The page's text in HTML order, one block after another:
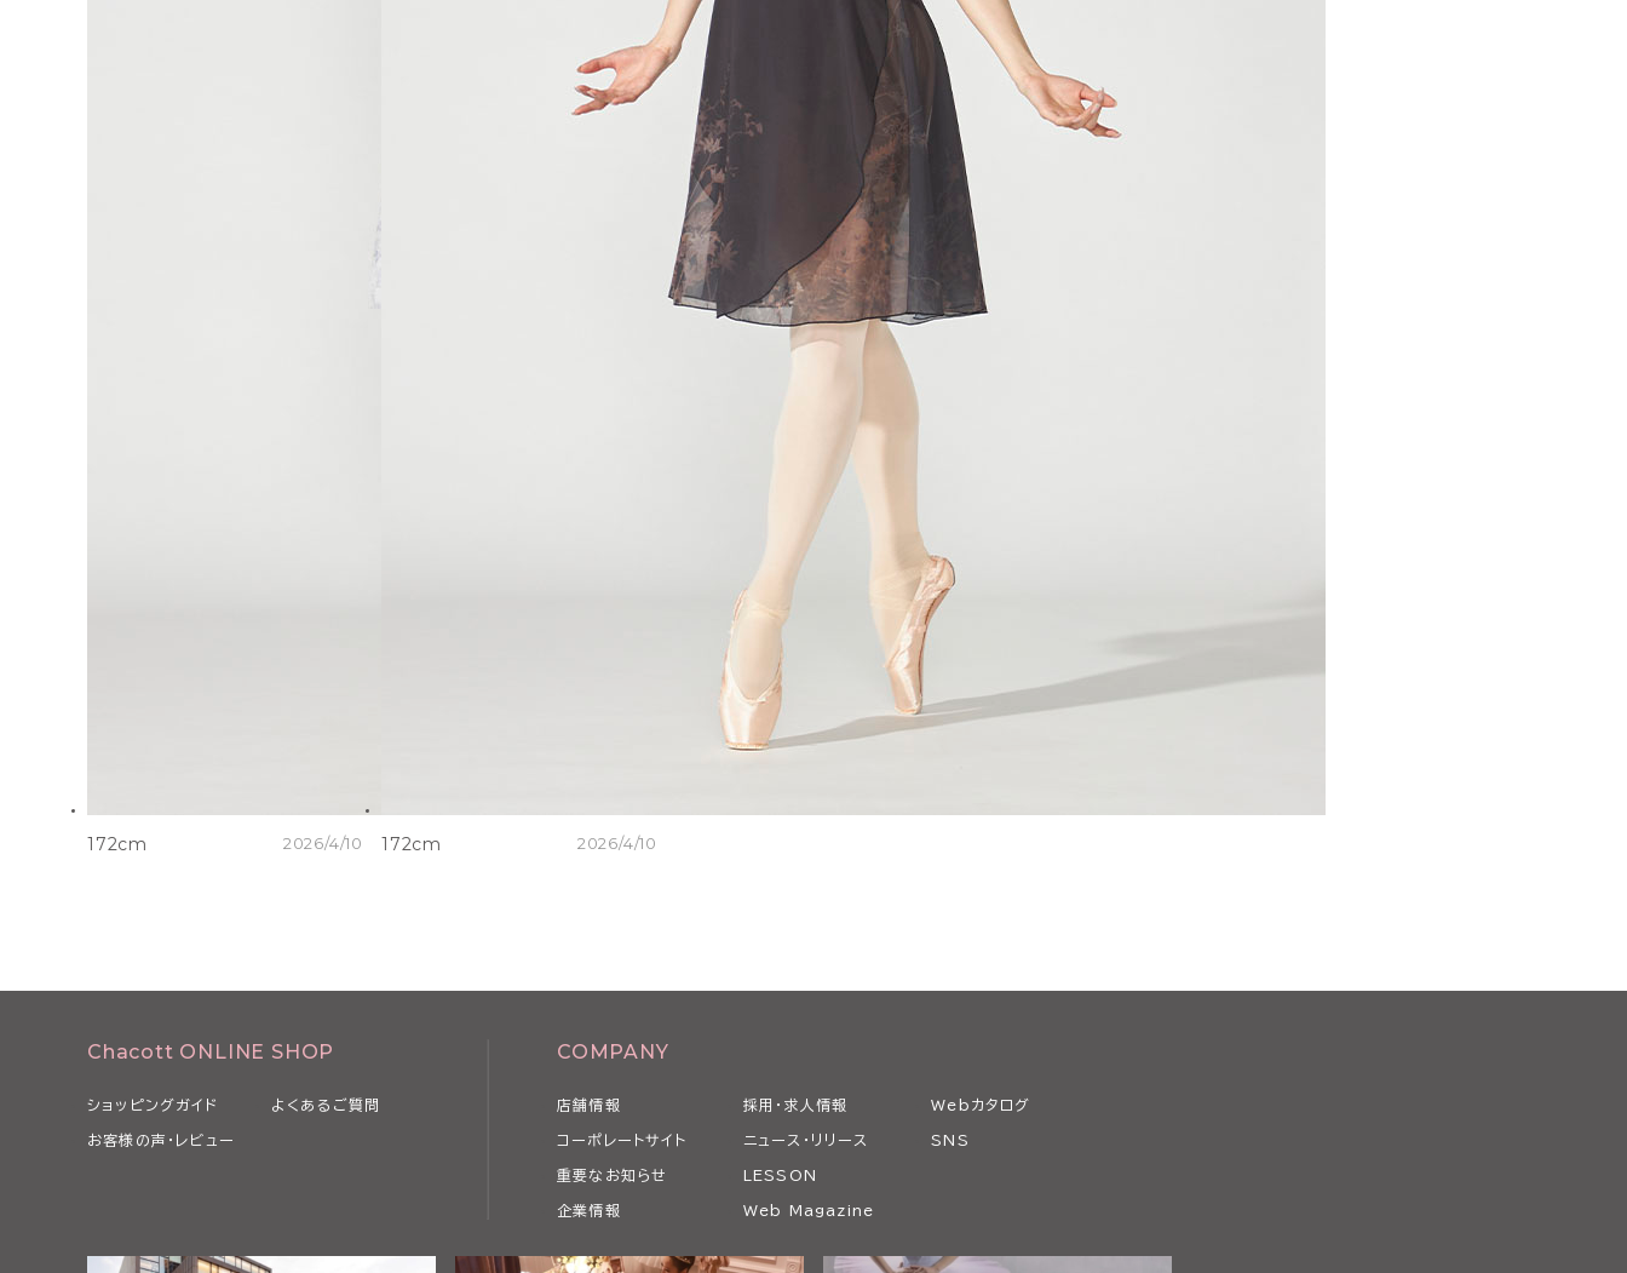
172cm 2026/4/10 172cm 2026/4/10
Chacott ONLINE SHOP
ショッピングガイド よくあるご質問
お客様の声・レビュー
COMPANY
店舗情報
コーポレートサイト
重要なお知らせ
企業情報
採用・求人情報
ニュース・リリース
LESSON
Web Magazine
Webカタログ
SNS